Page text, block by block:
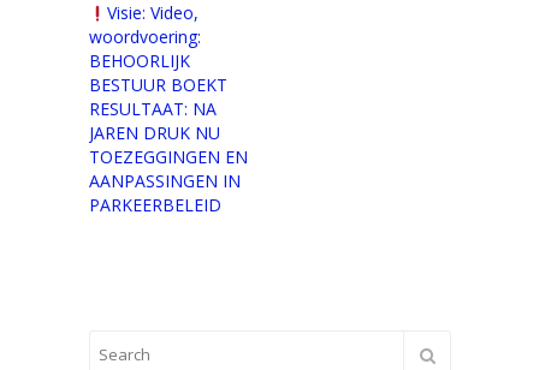
Visie: Video,
woordvoering:
BEHOORLIJK
BESTUUR BOEKT
RESULTAAT: NA
JAREN DRUK NU
TOEZEGGINGEN EN
AANPASSINGEN IN
PARKEERBELEID